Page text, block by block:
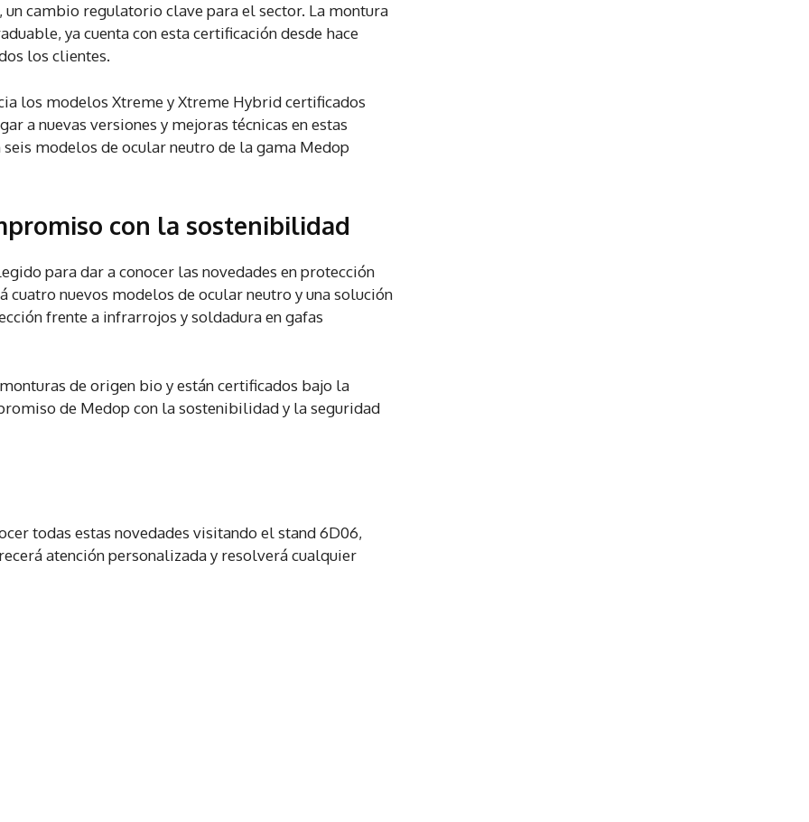
un cambio regulatorio clave para el sector. La montura
ya cuenta con esta certificación desde hace
los clientes.
los modelos Xtreme y Xtreme Hybrid certificados
a nuevas versiones y mejoras técnicas en estas
modelos de ocular neutro de la gama Medop
con la sostenibilidad
para dar a conocer las novedades en protección
cuatro nuevos modelos de ocular neutro y una solución
frente a infrarrojos y soldadura en gafas
de origen bio y están certificados bajo la
de Medop con la sostenibilidad y la seguridad
todas estas novedades visitando el stand 6D06,
atención personalizada y resolverá cualquier